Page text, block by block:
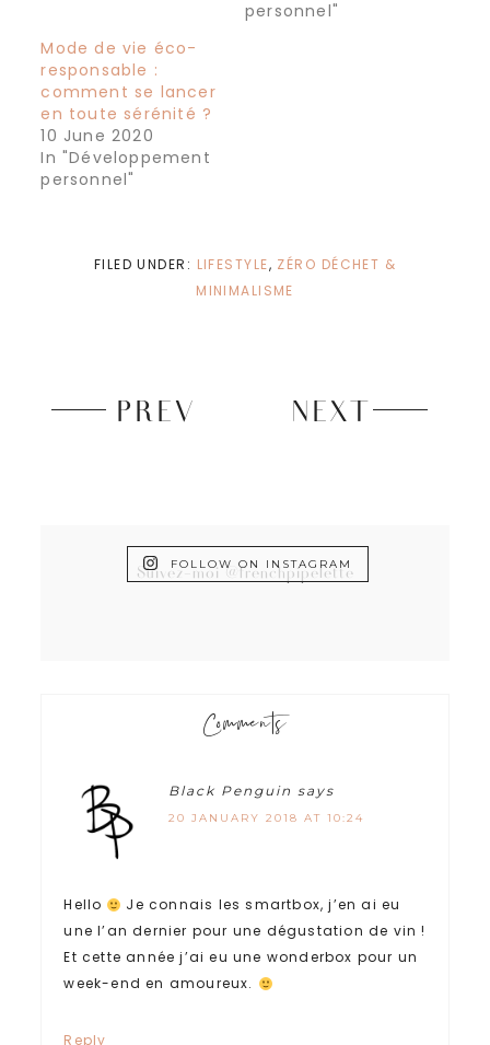
personnel"
Mode de vie éco-
responsable :
comment se lancer
en toute sérénité ?
10 June 2020
In "Développement
personnel"
FILED UNDER: LIFESTYLE, ZÉRO DÉCHET &
MINIMALISME
PREV NEXT
Suivez-moi @frenchpipelette
FOLLOW ON INSTAGRAM
Comments
Black Penguin says
20 JANUARY 2018 AT 10:24
Hello
Je connais les smartbox, j’en ai eu
une l’an dernier pour une dégustation de vin !
Et cette année j’ai eu une wonderbox pour un
week-end en amoureux.
Reply